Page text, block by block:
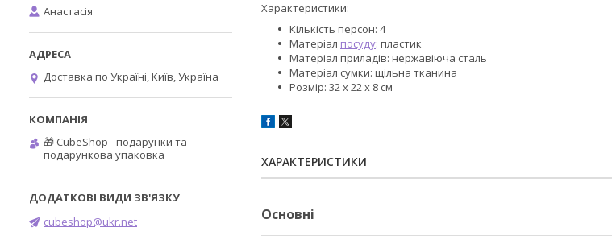
Характеристики:
Кількість персон: 4
Матеріал посуду: пластик
Матеріал приладів: нержавіюча сталь
Матеріал сумки: щільна тканина
Розмір: 32 х 22 х 8 см
ХАРАКТЕРИСТИКИ
Основні
Анастасія
Доставка по Україні, Київ, Україна
🎁 CubeShop - подарунки та
подарункова упаковка
cubeshop@ukr.net